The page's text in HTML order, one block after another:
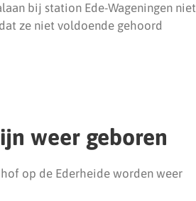
bij station Ede-Wageningen niet
ze niet voldoende gehoord
weer geboren
op de Ederheide worden weer